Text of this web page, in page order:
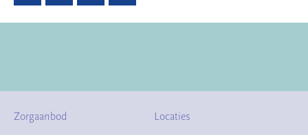
Zorgaanbod Locaties